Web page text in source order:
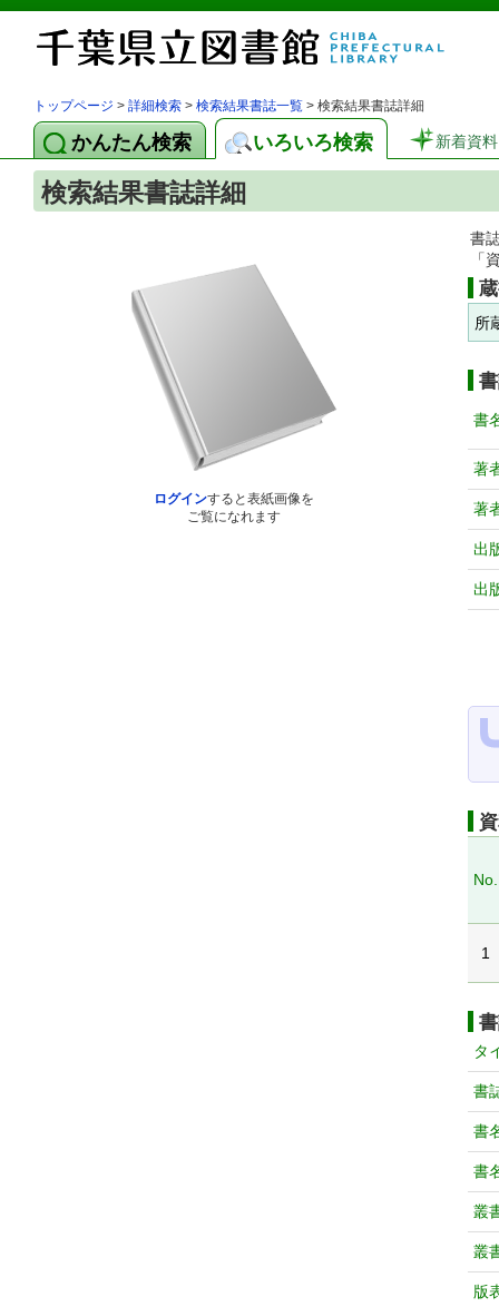
トップページ > 詳細検索 > 検索結果書誌一覧 > 検索結果書誌詳細
かんたん検索 いろいろ検索 新着資料
検索結果書誌詳細
ログインすると表紙画像を
ご覧になれます
書
「
所
書
著
著
出
出
No.
1
タ
書
書
書
叢
叢
版